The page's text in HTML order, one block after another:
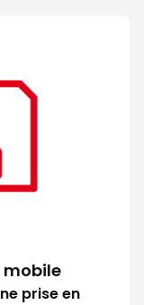
prise en